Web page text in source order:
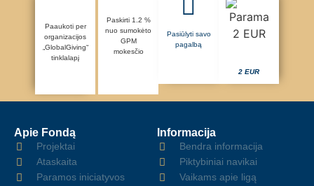
Paaukoti per
organizacijos
„GlobalGiving“
tinklalapį
Paskirti 1.2 %
nuo sumokėto
GPM
mokesčio
Pasiūlyti savo
pagalbą
2 EUR
Apie Fondą
Projektai
Ataskaita
Paramos iniciatyvos
Informacija
Bendra informacija
Piktybiniai navikai
Vaikams apie ligą